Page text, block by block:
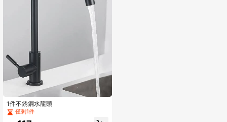
1件不銹鋼水龍頭
僅剩1件